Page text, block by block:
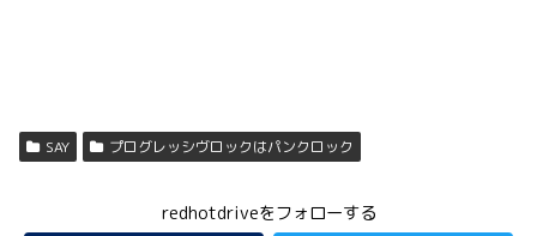
SAY プログレッシヴロックはパンクロック
redhotdriveをフォローする